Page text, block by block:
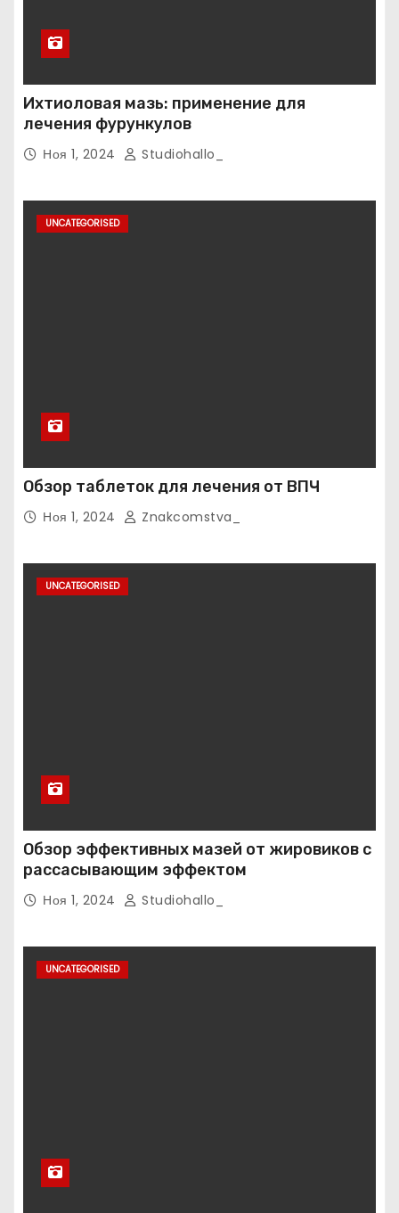
Ихтиоловая мазь: применение для
лечения фурункулов
Ноя 1, 2024 Studiohallo_
UNCATEGORISED
Обзор таблеток для лечения от ВПЧ
Ноя 1, 2024 Znakcomstva_
UNCATEGORISED
Обзор эффективных мазей от жировиков с
рассасывающим эффектом
Ноя 1, 2024 Studiohallo_
UNCATEGORISED